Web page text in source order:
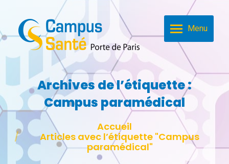
Menu
Archives de l’étiquette :
Campus paramédical
Vous êtes ici :
Accueil
Articles avec l’étiquette "Campus
paramédical"